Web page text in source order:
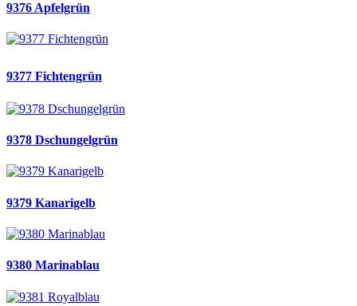
9376 Apfelgrün
9377 Fichtengrün
9378 Dschungelgrün
9379 Kanarigelb
9380 Marinablau